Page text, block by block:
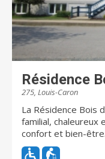
Résidence
275, Louis-Caron
La Résidence Bois
familial, chaleureux
confort et bien-
physiques,